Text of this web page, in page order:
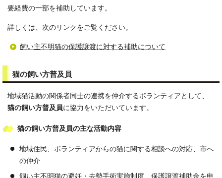
要経費の一部を補助しています。
詳しくは、次のリンクをご覧ください。
飼い主不明猫の保護譲渡に対する補助について
猫の飼い方普及員
地域猫活動の関係者同士の連携を仲介するボランティアとして、
猫の飼い方普及員に協力をいただいています。
猫の飼い方普及員の主な活動内容
地域住民、ボランティアからの猫に関する相談への対応、市へ
の仲介
飼い主不明猫の避妊・去勢手術実施制度、保護譲渡補助金を申